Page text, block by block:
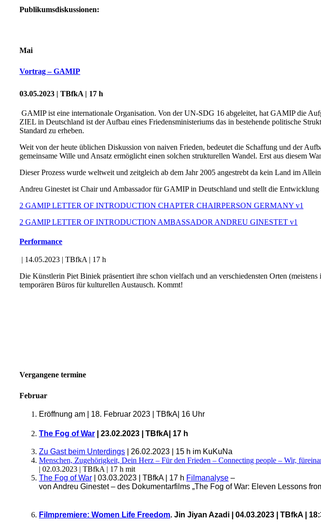
Publikumsdiskussionen:
Mai
Vortrag – GAMIP
03.05.2023 | TBfkA | 17 h
GAMIP ist eine internationale Organisation. Von der UN-SDG 16 abgeleitet, hat GAMIP die
ZIEL in Deutschland ist der Aufbau eines Friedensministeriums das in bestehende politische
Standard zu erheben.
Weit von der heute üblichen Diskussion von naiven Frieden, bedeutet die Schaffung und der
gemeinsame Wille und Ansatz ermöglicht einen solchen strukturellen Wandel. Erst aus diesem
Dieser Prozess wurde weltweit und zeitgleich ab dem Jahr 2005 angestrebt da kein Land im
Andreu Ginestet ist Chair und Ambassador für GAMIP in Deutschland und stellt die
2 GAMIP LETTER OF INTRODUCTION CHAPTER CHAIRPERSON GERMANY v1
2 GAMIP LETTER OF INTRODUCTION AMBASSADOR ANDREU GINESTET v1
Performance
| 14.05.2023 | TBfkA | 17 h
Die Künstlerin Piet Biniek präsentiert ihre schon vielfach und an verschiedensten Orten
temporären Büros für kulturellen Austausch. Kommt!
Vergangene termine
Februar
Eröffnung am | 18. Februar 2023 | TBfkA| 16 Uhr
The Fog of War | 23.02.2023 | TBfkA| 17 h
Zu Gast beim Unterdings | 26.02.2023 | 15 h im KuKuNa
Menschen, Zugehörigkeit, Dein Herz – Für den Frieden – Connecting people – Wir,
| 02.03.2023 | TBfkA | 17 h mit
The Fog of War | 03.03.2023 | TBfkA | 17 h Filmanalyse –
von Andreu Ginestet – des Dokumentarfilms „The Fog of War: Eleven Lessons
Filmpremiere: Women Life Freedom. Jin Jiyan Azadi | 04.03.2023 | TBfkA |